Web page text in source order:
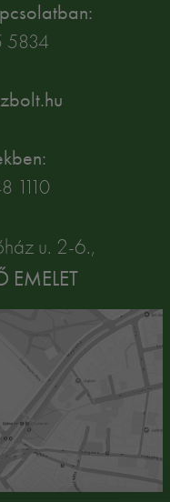
5834
1110
u. 2-6.,
EMELET